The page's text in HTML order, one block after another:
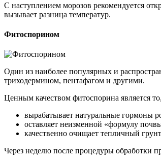
С наступлением морозов рекомендуется
вызывает разница температур.
Фитоспорином
Один из наиболее популярных и
триходермином, пентафагом и другими.
Ценным качеством фитоспорина является
вырабатывает натуральные гормоны
оставляет неизменной «формулу
качественно очищает тепличный
Через неделю после процедуры обработки